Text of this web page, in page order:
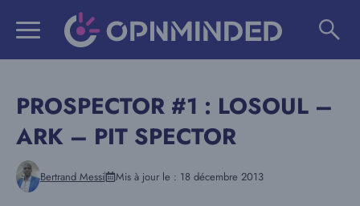
PROSPECTOR #1 : LOSOUL –
ARK – PIT SPECTOR
Bertrand Messi Mis à jour le : 18 décembre 2013